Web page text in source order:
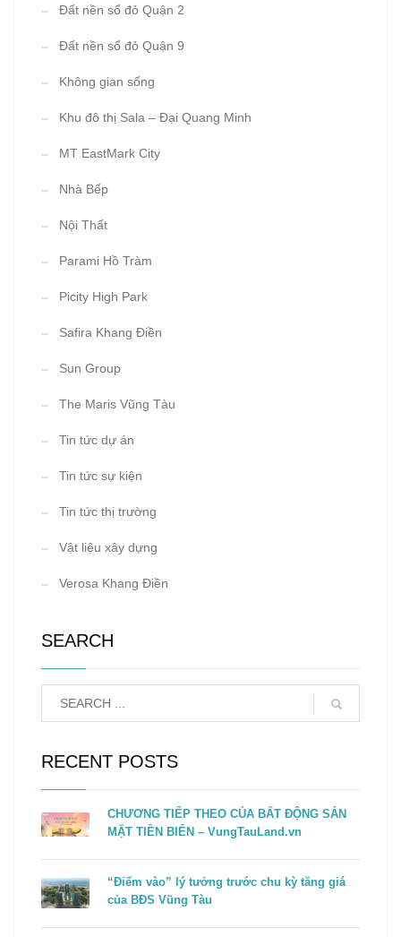
Đất nền sổ đỏ Quận 2
Đất nền sổ đỏ Quận 9
Không gian sống
Khu đô thị Sala – Đại Quang Minh
MT EastMark City
Nhà Bếp
Nội Thất
Parami Hồ Tràm
Picity High Park
Safira Khang Điền
Sun Group
The Maris Vũng Tàu
Tin tức dự án
Tin tức sự kiện
Tin tức thị trường
Vật liệu xây dựng
Verosa Khang Điền
SEARCH
RECENT POSTS
CHƯƠNG TIẾP THEO CỦA BẤT ĐỘNG SẢN
MẶT TIỀN BIỂN – VungTauLand.vn
“Điểm vào” lý tưởng trước chu kỳ tăng giá
của BĐS Vũng Tàu